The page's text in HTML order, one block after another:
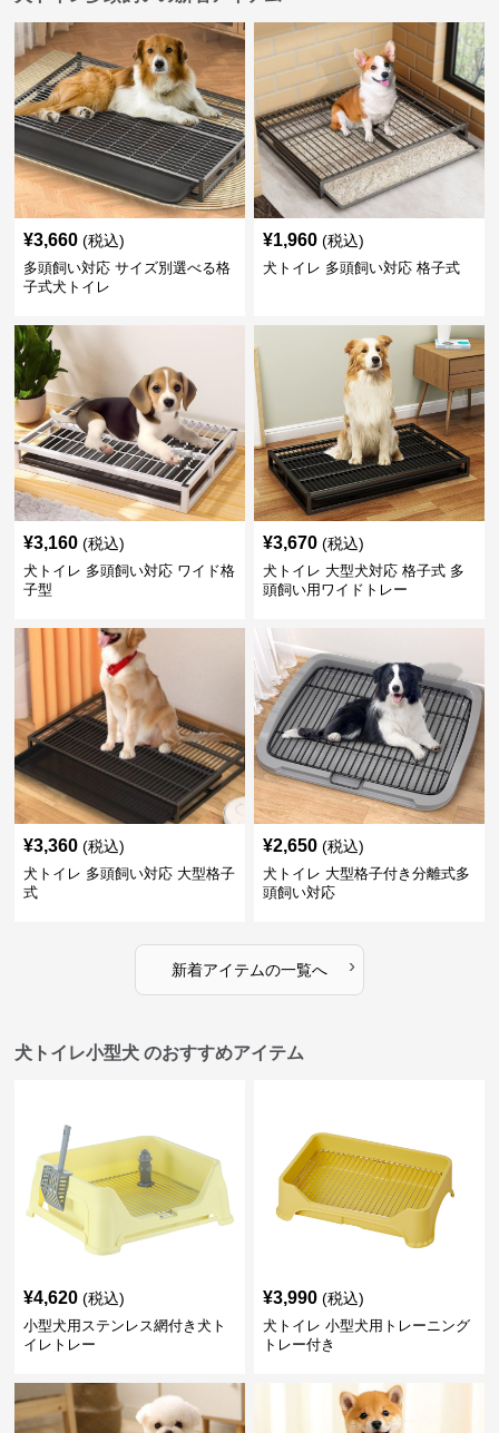
¥3,660 (税込)
多頭飼い対応 サイズ別選べる格
子式犬トイレ
¥1,960 (税込)
犬トイレ 多頭飼い対応 格子式
¥3,160 (税込)
犬トイレ 多頭飼い対応 ワイド格
子型
¥3,670 (税込)
犬トイレ 大型犬対応 格子式 多
頭飼い用ワイドトレー
¥3,360 (税込)
犬トイレ 多頭飼い対応 大型格子
式
¥2,650 (税込)
犬トイレ 大型格子付き分離式多
頭飼い対応
新着アイテムの一覧へ ›
犬トイレ小型犬 のおすすめアイテム
¥4,620 (税込)
小型犬用ステンレス網付き犬ト
イレトレー
¥3,990 (税込)
犬トイレ 小型犬用トレーニング
トレー付き